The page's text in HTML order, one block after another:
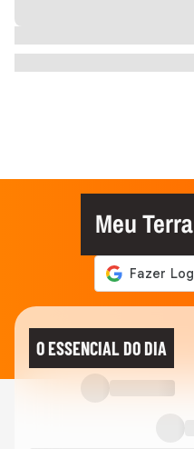
Meu Terra
O ESSENCIAL DO DIA